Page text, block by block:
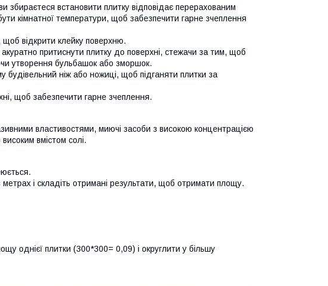
встановити плитку відповідає перерахованим
кімнатної температури, щоб забезпечити гарне зчеплення
щоб відкрити клейку поверхню.
притиснути плитку до поверхні, стежачи за тим, щоб
утворення бульбашок або зморшок.
будівельний ніж або ножиці, щоб підганяти плитки за
щоб забезпечити гарне зчеплення.
властивостями, миючі засоби з високою концентрацією
вмістом солі.
і складіть отримані результати, щоб отримати площу.
однієї плитки (300*300= 0,09) і округлити у більшу